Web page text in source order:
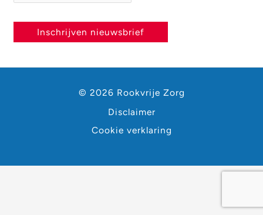
Inschrijven nieuwsbrief
© 2026 Rookvrije Zorg
Disclaimer
Cookie verklaring